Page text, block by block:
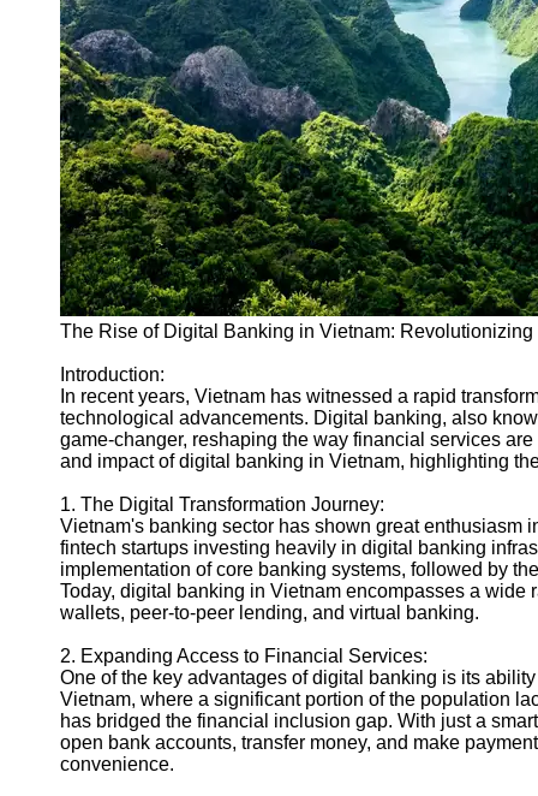
Vietnam
Dong
Vietnam
Retail and
Consumer
Goods in
Vietnam
Vietnamese
Textile and
Garment
Industry
Automotive
Industry
Socials
Facebook
Instagram
Twitter
Telegram
Help &
Support
The Rise of Digital Banking in Vietnam:
Introduction:
In recent years, Vietnam has witnessed a rapid
technological advancements. Digital banking, also
game-changer, reshaping the way financial services
and impact of digital banking in Vietnam, highlighting
1. The Digital Transformation Journey:
Vietnam's banking sector has shown great enthusiasm
fintech startups investing heavily in digital banking
implementation of core banking systems, followed by
Today, digital banking in Vietnam encompasses a
wallets, peer-to-peer lending, and virtual banking.
2. Expanding Access to Financial Services:
One of the key advantages of digital banking is its
Vietnam, where a significant portion of the population
has bridged the financial inclusion gap. With just a
open bank accounts, transfer money, and make
convenience.